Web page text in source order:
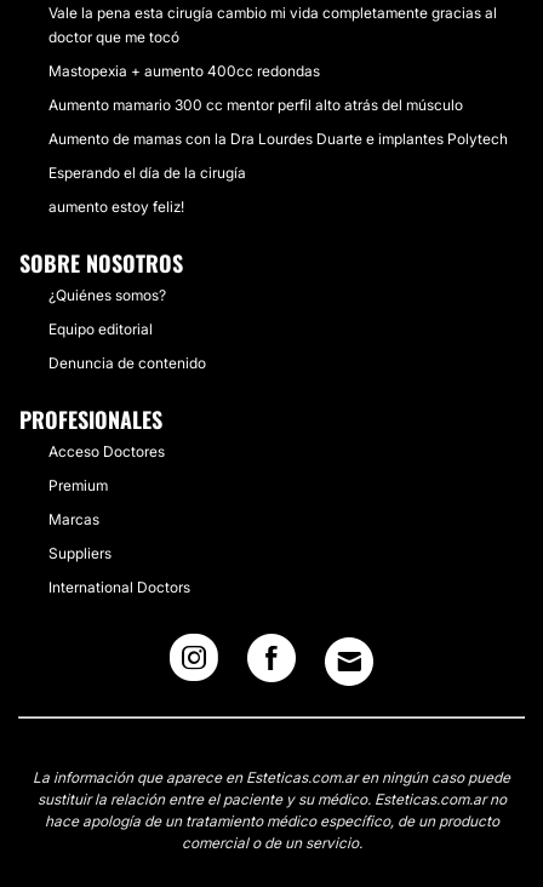
Vale la pena esta cirugía cambio mi vida completamente gracias al
doctor que me tocó
Mastopexia + aumento 400cc redondas
Aumento mamario 300 cc mentor perfil alto atrás del músculo
Aumento de mamas con la Dra Lourdes Duarte e implantes Polytech
Esperando el día de la cirugía
aumento estoy feliz!
SOBRE NOSOTROS
¿Quiénes somos?
Equipo editorial
Denuncia de contenido
PROFESIONALES
Acceso Doctores
Premium
Marcas
Suppliers
International Doctors
La información que aparece en Esteticas.com.ar en ningún caso puede
sustituir la relación entre el paciente y su médico. Esteticas.com.ar no
hace apología de un tratamiento médico específico, de un producto
comercial o de un servicio.